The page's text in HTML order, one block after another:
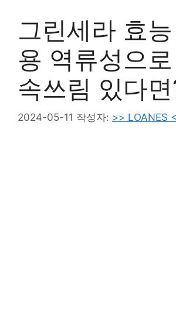
그린세라 효
용 역류성으
속쓰림 있다
2024-05-11 작성자: >> LOANES